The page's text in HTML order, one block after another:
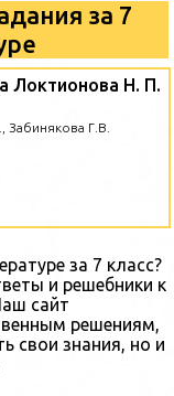
за 7
Локтионова Н. П.
Забинякова Г.В.
за 7 класс?
и решебники к
сайт
решениям,
свои знания, но и